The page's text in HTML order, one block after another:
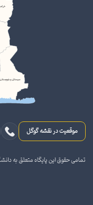
موقعیت در نقشه گوگل
تمامی حقوق این پایگاه متعلق به